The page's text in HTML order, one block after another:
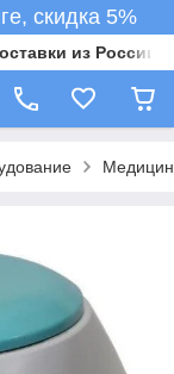
скидка 5%
из России в